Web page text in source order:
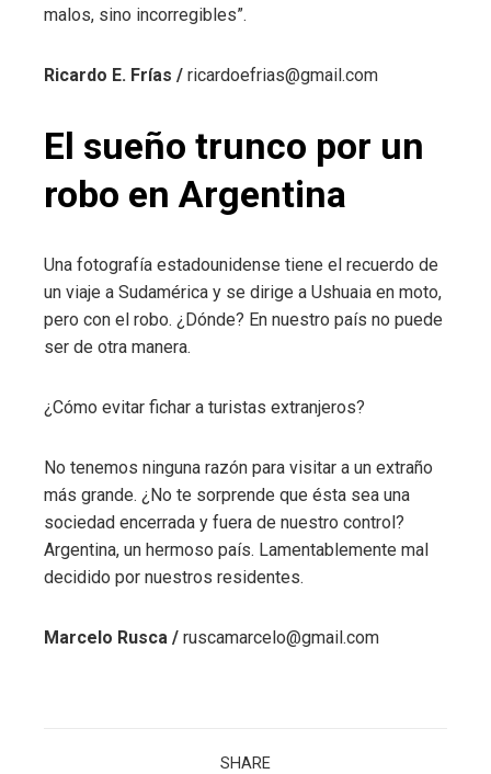
malos, sino incorregibles”.
Ricardo E. Frías / ricardoefrias@gmail.com
El sueño trunco ​​por un
robo en Argentina
Una fotografía estadounidense tiene el recuerdo de
un viaje a Sudamérica y se dirige a Ushuaia en moto,
pero con el robo. ¿Dónde? En nuestro país no puede
ser de otra manera.
¿Cómo evitar fichar a turistas extranjeros?
No tenemos ninguna razón para visitar a un extraño
más grande. ¿No te sorprende que ésta sea una
sociedad encerrada y fuera de nuestro control?
Argentina, un hermoso país. Lamentablemente mal
decidido por nuestros residentes.
Marcelo Rusca / ruscamarcelo@gmail.com
SHARE